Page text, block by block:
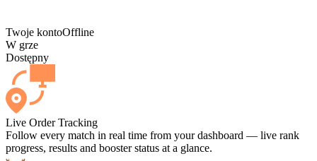
Twoje kontoOffline
W grze
Dostępny
Live Order Tracking
Follow every match in real time from your dashboard — live rank
progress, results and booster status at a glance.